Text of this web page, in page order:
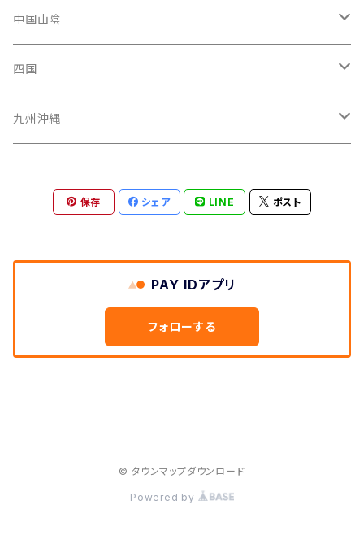
秋田県
山形県
長野県
福井県
千葉県
埼玉県
茨城県
栃木県
静岡県
三重県
岐阜県
大阪府
京都府
兵庫県
和歌山県
滋賀県
中国山陰
広島県
岡山県
島根県
四国
高知県
徳島県
九州沖縄
沖縄県
保存 シェア LINE ポスト
PAY IDアプリ
フォローする
© タウンマップダウンロード
Powered by